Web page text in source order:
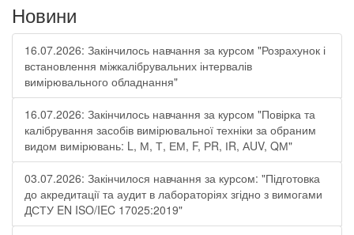
Новини
16.07.2026: Закінчилось навчання за курсом "Розрахунок і
встановлення міжкалібрувальних інтервалів
вимірювального обладнання"
16.07.2026: Закінчилось навчання за курсом "Повірка та
калібрування засобів вимірювальної техніки за обраним
видом вимірювань: L, М, Т, ЕМ, F, РR, ІR, АUV, QМ"
03.07.2026: Закінчилося навчання за курсом: "Підготовка
до акредитації та аудит в лабораторіях згідно з вимогами
ДСТУ EN ISO/IEC 17025:2019"